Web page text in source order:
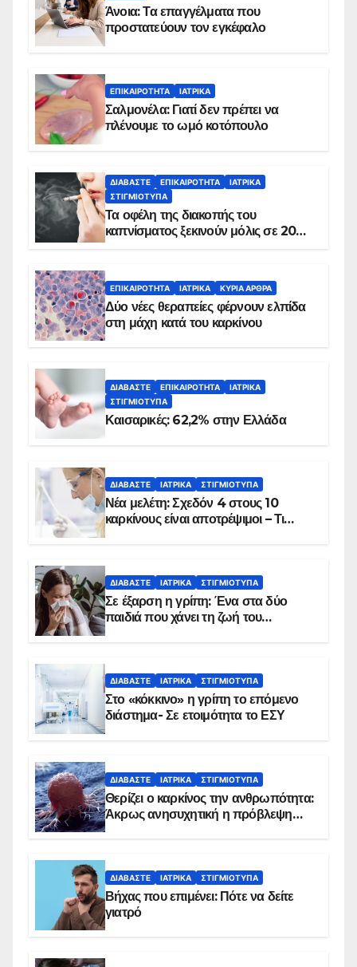
Άνοια: Τα επαγγέλματα που
προστατεύουν τον εγκέφαλο
ΕΠΙΚΑΙΡΌΤΗΤΑ ΙΑΤΡΙΚΆ
Σαλμονέλα: Γιατί δεν πρέπει να
πλένουμε το ωμό κοτόπουλο
ΔΙΑΒΆΣΤΕ ΕΠΙΚΑΙΡΌΤΗΤΑ
ΙΑΤΡΙΚΆ
ΣΤΙΓΜΙΌΤΥΠΑ
Τα οφέλη της διακοπής του
καπνίσματος ξεκινούν μόλις σε 20
ΕΠΙΚΑΙΡΌΤΗΤΑ ΙΑΤΡΙΚΆ ΚΥΡΙΑ ΑΡΘΡΑ
Δύο νέες θεραπείες φέρνουν ελπίδα
στη μάχη κατά του καρκίνου
ΔΙΑΒΆΣΤΕ ΕΠΙΚΑΙΡΌΤΗΤΑ
ΙΑΤΡΙΚΆ
ΣΤΙΓΜΙΌΤΥΠΑ
Καισαρικές: 62,2% στην Ελλάδα
ΔΙΑΒΆΣΤΕ ΙΑΤΡΙΚΆ ΣΤΙΓΜΙΌΤΥΠΑ
Νέα μελέτη: Σχεδόν 4 στους 10
καρκίνους είναι αποτρέψιμοι – Τι
ΔΙΑΒΆΣΤΕ ΙΑΤΡΙΚΆ ΣΤΙΓΜΙΌΤΥΠΑ
Σε έξαρση η γρίπη: Ένα στα δύο
παιδιά που χάνει τη ζωή του
ΔΙΑΒΆΣΤΕ ΙΑΤΡΙΚΆ ΣΤΙΓΜΙΌΤΥΠΑ
Στο «κόκκινο» η γρίπη το επόμενο
διάστημα- Σε ετοιμότητα το ΕΣΥ
ΔΙΑΒΆΣΤΕ ΙΑΤΡΙΚΆ ΣΤΙΓΜΙΌΤΥΠΑ
Θερίζει ο καρκίνος την ανθρωπότητα:
Άκρως ανησυχητική η πρόβλεψη…
ΔΙΑΒΆΣΤΕ ΙΑΤΡΙΚΆ ΣΤΙΓΜΙΌΤΥΠΑ
Βήχας που επιμένει: Πότε να δείτε
γιατρό